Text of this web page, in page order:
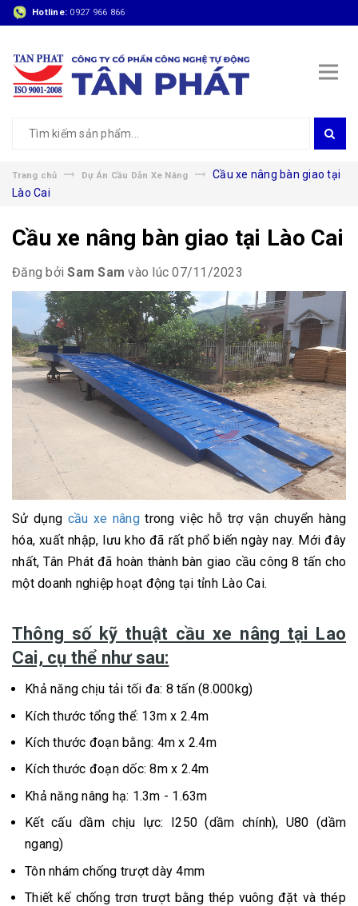
Hotline: 0927 966 866
Trang chủ Dự Án Cầu Dẫn Xe Nâng
Cầu xe nâng bàn giao tại
Lào Cai
Cầu xe nâng bàn giao tại Lào Cai
Đăng bởiSam Sam vào lúc 07/11/2023
Sử dụng cầu xe nângtrong việc hỗ trợ vận chuyển hàng
hóa, xuất nhập, lưu kho đã rất phổ biến ngày nay. Mới đây
nhất, Tân Phát đã hoàn thành bàn giao cầu công 8 tấn cho
một doanh nghiệp hoạt động tại tỉnh Lào Cai.
Thông số kỹ thuật cầu xe nâng tại Lao
Cai, cụ thể như sau:
Khả năng chịu tải tối đa: 8 tấn (8.000kg)
Kích thước tổng thể: 13m x 2.4m
Kích thước đoạn bằng: 4m x 2.4m
Kích thước đoạn dốc: 8m x 2.4m
Khả năng nâng hạ: 1.3m - 1.63m
Kết cấu dầm chịu lực: I250 (dầm chính), U80 (dầm
ngang)
Tôn nhám chống trượt dày 4mm
Thiết kế chống trơn trượt bằng thép vuông đặt và thép